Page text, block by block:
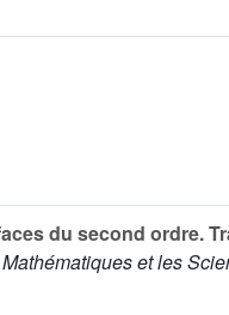
du second ordre.
et les